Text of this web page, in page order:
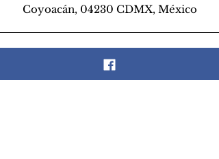
Coyoacán, 04230 CDMX, México
Teléfono